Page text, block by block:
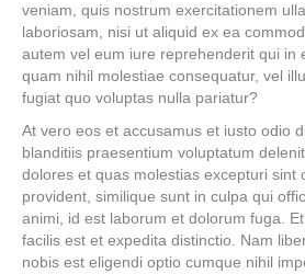
e
r
s
veniam, quis nostrum exercitationem
laboriosam, nisi ut aliquid ex ea
autem vel eum iure reprehenderit qui in
quam nihil molestiae consequatur, vel
fugiat quo voluptas nulla pariatur?
At vero eos et accusamus et iusto odio
blanditiis praesentium voluptatum
dolores et quas molestias excepturi sint
provident, similique sunt in culpa qui
animi, id est laborum et dolorum fuga.
facilis est et expedita distinctio. Nam
nobis est eligendi optio cumque nihil